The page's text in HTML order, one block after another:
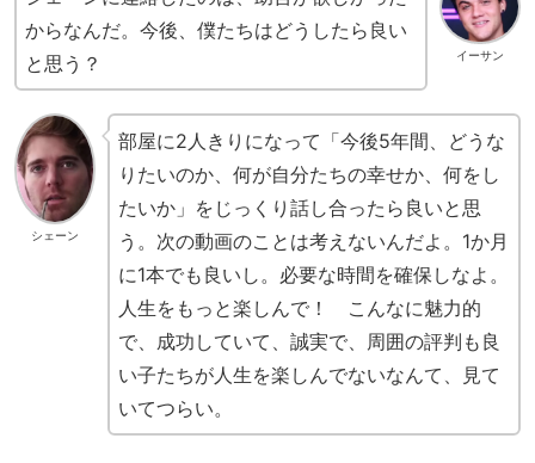
イーサン
からなんだ。今後、僕たちはどうしたら良い
と思う？
シェーン
部屋に2人きりになって「今後5年間、どうな
りたいのか、何が自分たちの幸せか、何をし
たいか」をじっくり話し合ったら良いと思
う。次の動画のことは考えないんだよ。1か月
に1本でも良いし。必要な時間を確保しなよ。
人生をもっと楽しんで！ こんなに魅力的
で、成功していて、誠実で、周囲の評判も良
い子たちが人生を楽しんでないなんて、見て
いてつらい。